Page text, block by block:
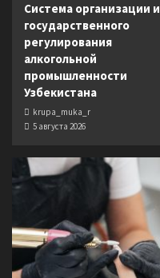
Система организации и
государственного
регулирования
алкогольной
промышленности
Узбекистана
krupa_muka_r
5 августа 2026